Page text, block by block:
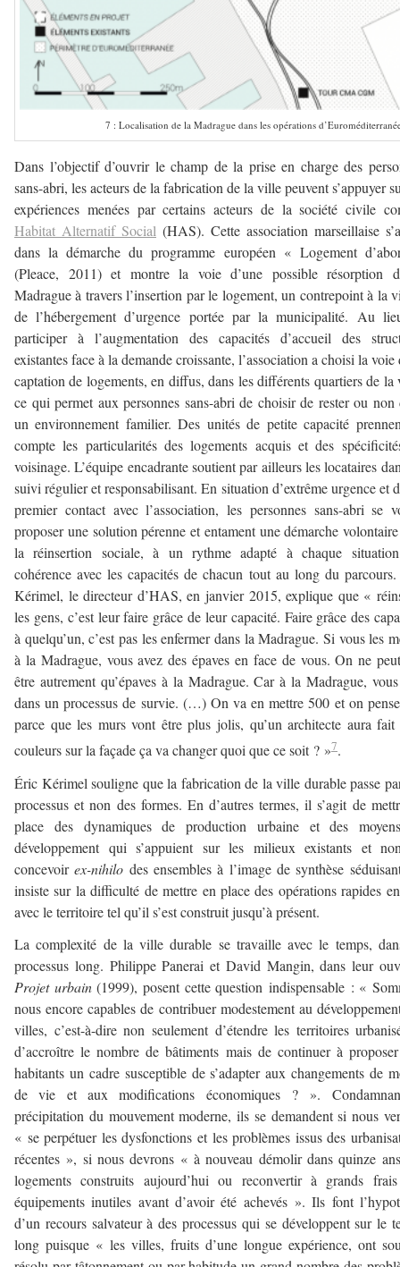
7 : Localisation de la Madrague dans les opérations
Dans l’objectif d’ouvrir le champ de la prise en charge des
sans-abri, les acteurs de la fabrication de la ville peuvent s’appuyer
expériences menées par certains acteurs de la société civile
Habitat Alternatif Social (HAS). Cette association marseillaise
dans la démarche du programme européen « Logement
(Pleace, 2011) et montre la voie d’une possible résorption
Madrague à travers l’insertion par le logement, un contrepoint à la
de l’hébergement d’urgence portée par la municipalité. Au
participer à l’augmentation des capacités d’accueil des
existantes face à la demande croissante, l’association a choisi la voie
captation de logements, en diffus, dans les différents quartiers de la
ce qui permet aux personnes sans-abri de choisir de rester ou non
un environnement familier. Des unités de petite capacité
compte les particularités des logements acquis et des
voisinage. L’équipe encadrante soutient par ailleurs les locataires
suivi régulier et responsabilisant. En situation d’extrême urgence et
premier contact avec l’association, les personnes sans-abri se
proposer une solution pérenne et entament une démarche
la réinsertion sociale, à un rythme adapté à chaque
cohérence avec les capacités de chacun tout au long du
Kérimel, le directeur d’HAS, en janvier 2015, explique que «
les gens, c’est leur faire grâce de leur capacité. Faire grâce des
à quelqu’un, c’est pas les enfermer dans la Madrague. Si vous les
à la Madrague, vous avez des épaves en face de vous. On ne
être autrement qu’épaves à la Madrague. Car à la Madrague,
dans un processus de survie. (…) On va en mettre 500 et on
parce que les murs vont être plus jolis, qu’un architecte aura fait
couleurs sur la façade ça va changer quoi que ce soit ? »7.
Éric Kérimel souligne que la fabrication de la ville durable passe
processus et non des formes. En d’autres termes, il s’agit de
place des dynamiques de production urbaine et des
développement qui s’appuient sur les milieux existants et
concevoirex-nihilo des ensembles à l’image de synthèse
insiste sur la difficulté de mettre en place des opérations rapides
avec le territoire tel qu’il s’est construit jusqu’à présent.
La complexité de la ville durable se travaille avec le temps,
processus long. Philippe Panerai et David Mangin, dans leur
Projet urbain(1999), posent cette question indispensable : «
nous encore capables de contribuer modestement au
villes, c’est-à-dire non seulement d’étendre les territoires
d’accroître le nombre de bâtiments mais de continuer à
habitants un cadre susceptible de s’adapter aux changements de
de vie et aux modifications économiques ? ».
précipitation du mouvement moderne, ils se demandent si nous
« se perpétuer les dysfonctions et les problèmes issus des
récentes », si nous devrons « à nouveau démolir dans quinze
logements construits aujourd’hui ou reconvertir à grands
équipements inutiles avant d’avoir été achevés ». Ils font
d’un recours salvateur à des processus qui se développent sur le
long puisque « les villes, fruits d’une longue expérience, ont